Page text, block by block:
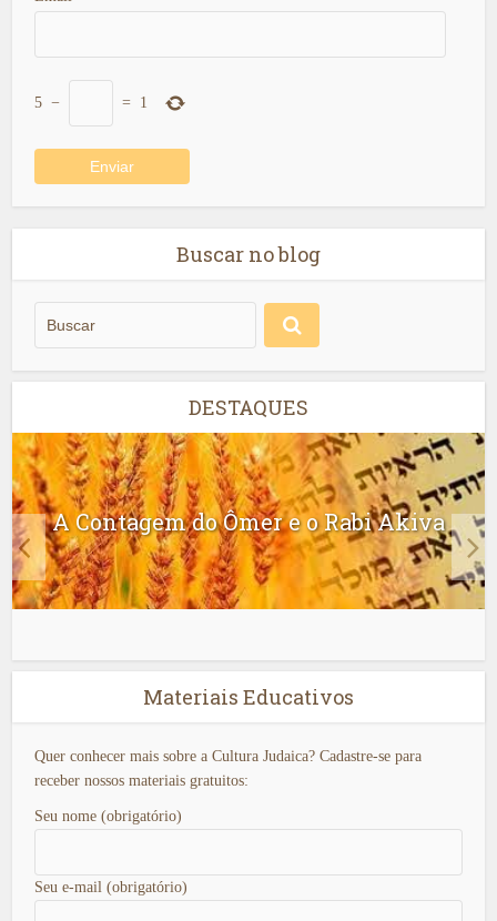
5 − = 1
Buscar no blog
DESTAQUES
A Contagem do Ômer e o Rabi Akiva
Materiais Educativos
Quer conhecer mais sobre a Cultura Judaica? Cadastre-se para
receber nossos materiais gratuitos:
Seu nome (obrigatório)
Seu e-mail (obrigatório)